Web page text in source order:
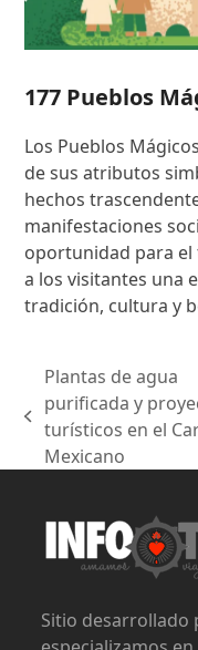
177 Pueblos
Los Pueblos
de sus atributos
hechos
manifestaciones
oportunidad para
a los visitantes una
tradición, cultura y
previous
post:
Plantas de agua
purificada y
turísticos en el
Mexicano
Sitio